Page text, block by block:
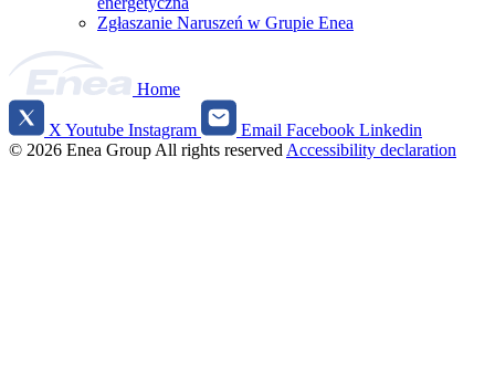
Zgłaszanie Naruszeń w Grupie Enea
Home
Social
X Youtube Instagram Email Facebook Linkedin
© 2026 Enea Group All rights reserved Accessibility declaration